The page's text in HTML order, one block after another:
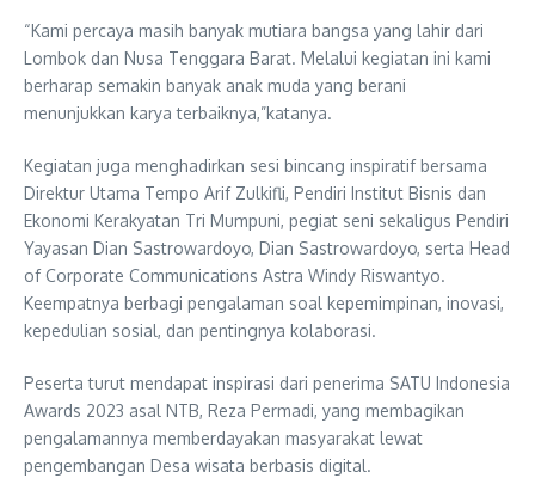
“Kami percaya masih banyak mutiara bangsa yang lahir dari
Lombok dan Nusa Tenggara Barat. Melalui kegiatan ini kami
berharap semakin banyak anak muda yang berani
menunjukkan karya terbaiknya,”katanya.
Kegiatan juga menghadirkan sesi bincang inspiratif bersama
Direktur Utama Tempo Arif Zulkifli, Pendiri Institut Bisnis dan
Ekonomi Kerakyatan Tri Mumpuni, pegiat seni sekaligus Pendiri
Yayasan Dian Sastrowardoyo, Dian Sastrowardoyo, serta Head
of Corporate Communications Astra Windy Riswantyo.
Keempatnya berbagi pengalaman soal kepemimpinan, inovasi,
kepedulian sosial, dan pentingnya kolaborasi.
Peserta turut mendapat inspirasi dari penerima SATU Indonesia
Awards 2023 asal NTB, Reza Permadi, yang membagikan
pengalamannya memberdayakan masyarakat lewat
pengembangan Desa wisata berbasis digital.